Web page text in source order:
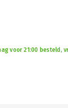
voor 21:00 besteld,